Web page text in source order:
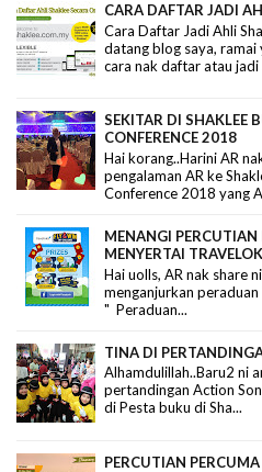
CARA DAFTAR JADI
Cara Daftar Jadi Ahli
datang blog saya, ramai
cara nak daftar atau jadi
SEKITAR DI SHAKLEE
CONFERENCE 2018
Hai korang..Harini AR
pengalaman AR ke
Conference 2018 yang
MENANGI
MENYERTAI
Hai uolls, AR nak share
menganjurkan
" Peraduan...
TINA DI
Alhamdulillah..Baru2 ni
pertandingan Action
di Pesta buku di Sha...
PERCUTIAN